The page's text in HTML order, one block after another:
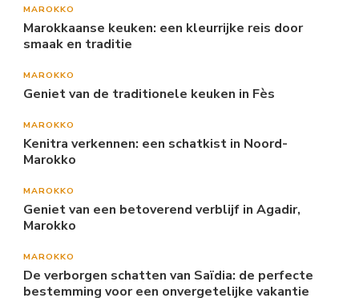
MAROKKO
Marokkaanse keuken: een kleurrijke reis door
smaak en traditie
MAROKKO
Geniet van de traditionele keuken in Fès
MAROKKO
Kenitra verkennen: een schatkist in Noord-
Marokko
MAROKKO
Geniet van een betoverend verblijf in Agadir,
Marokko
MAROKKO
De verborgen schatten van Saïdia: de perfecte
bestemming voor een onvergetelijke vakantie